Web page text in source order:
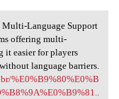
Language Support
offering multi-
it easier for players
language barriers.
%E0%B9%80%E0%B